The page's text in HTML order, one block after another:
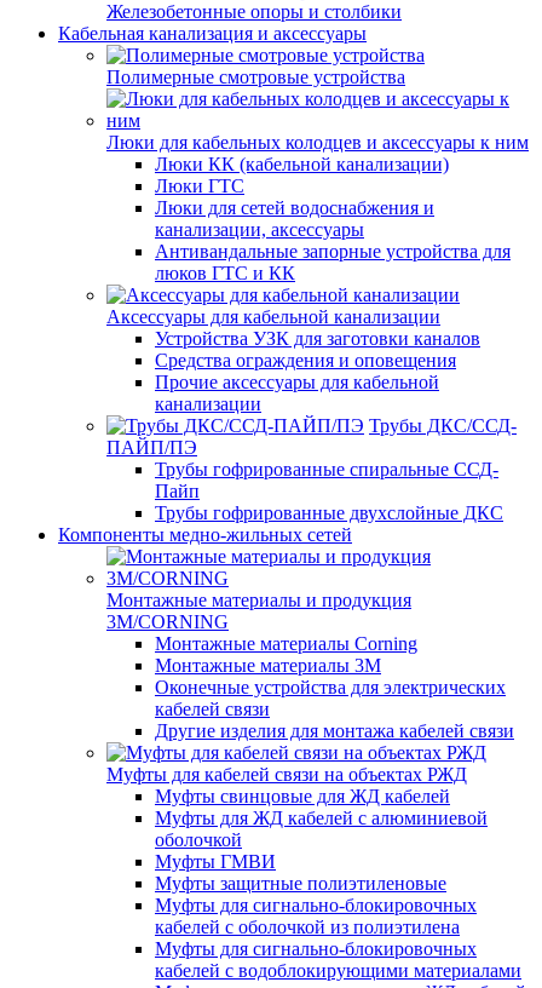
Железобетонные опоры и столбики
Кабельная канализация и аксессуары
Полимерные смотровые устройства
Люки для кабельных колодцев и аксессуары к ним
Люки КК (кабельной канализации)
Люки ГТС
Люки для сетей водоснабжения и
канализации, аксессуары
Антивандальные запорные устройства для
люков ГТС и КК
Аксессуары для кабельной канализации
Устройства УЗК для заготовки каналов
Средства ограждения и оповещения
Прочие аксессуары для кабельной
канализации
Трубы ДКС/ССД-
ПАЙП/ПЭ
Трубы гофрированные спиральные ССД-
Пайп
Трубы гофрированные двухслойные ДКС
Компоненты медно-жильных сетей
Монтажные материалы и продукция
3M/CORNING
Монтажные материалы Corning
Монтажные материалы 3M
Оконечные устройства для электрических
кабелей связи
Другие изделия для монтажа кабелей связи
Муфты для кабелей связи на объектах РЖД
Муфты свинцовые для ЖД кабелей
Муфты для ЖД кабелей с алюминиевой
оболочкой
Муфты ГМВИ
Муфты защитные полиэтиленовые
Муфты для сигнально-блокировочных
кабелей с оболочкой из полиэтилена
Муфты для сигнально-блокировочных
кабелей с водоблокирующими материалами